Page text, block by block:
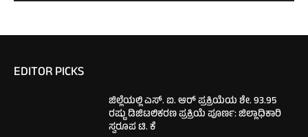
EDITOR PICKS
ಜಿಲ್ಲೆಯಲ್ಲಿ ಎಸ್. ಐ. ಆರ್ ಪ್ರಕ್ರಿಯೆಯ ಶೇ. 93.95
ರಷ್ಟು ಡಿಜಿಟಲಿಕರಣ ಪ್ರಕ್ರಿಯೆ ಪೂರ್ಣ: ಜಿಲ್ಲಾಧಿಕಾರಿ
ಸ್ವರೂಪ ಟಿ. ಕೆ